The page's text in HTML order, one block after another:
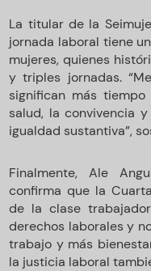
La titular de la
jornada laboral tiene
mujeres, quienes
y triples jornadas.
significan más
salud, la convivencia
igualdad sustantiva”,
Finalmente, Ale
confirma que la
de la clase
derechos laborales y
trabajo y más
la justicia laboral